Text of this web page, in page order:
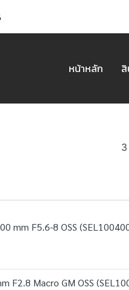
หน้าหลัก
mm F5.6-8 OSS
F2.8 Macro GM OSS